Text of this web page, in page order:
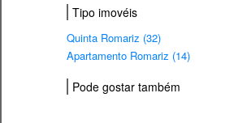
Tipo imovéis
Quinta Romariz (32)
Apartamento Romariz (14)
Pode gostar também